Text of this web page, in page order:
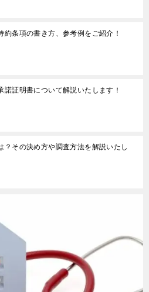
約条項の書き方、参考例をご紹介！
諾証明書について解説いたします！
？その決め方や調査方法を解説いたし